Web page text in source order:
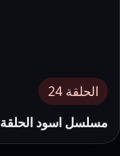
الحلقة 24
مسلسل اسود الحلقة 24 الرابعة والعشرون HD